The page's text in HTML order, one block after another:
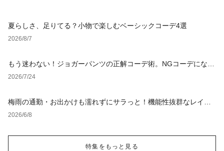
夏らしさ、足りてる？小物で楽しむベーシックコーデ4選
2026/8/7
もう迷わない！ジョガーパンツの正解コーデ術。NGコーデになら
ない選び方からおすすめスタイルまで徹底解説！
2026/7/24
梅雨の通勤・お出かけも濡れずにサラっと！機能性抜群なレイン
グッズ
2026/6/8
特集をもっと見る